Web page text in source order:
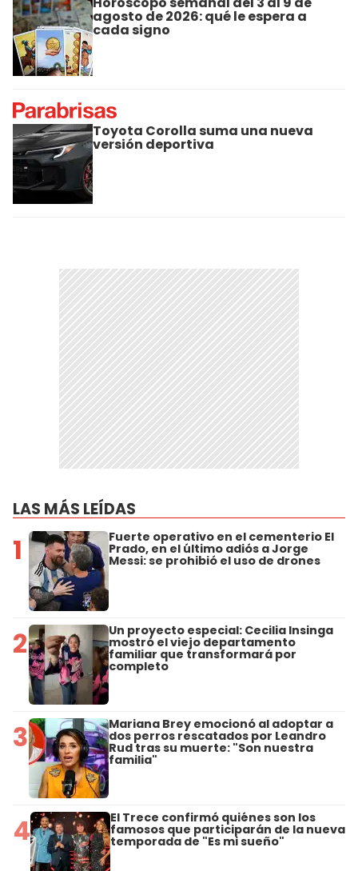
agosto de 2026: qué le espera a
cada signo
Toyota Corolla suma una nueva
versión deportiva
LAS MÁS LEÍDAS
1 Fuerte operativo en el cementerio El
Prado, en el último adiós a Jorge
Messi: se prohibió el uso de drones
2 Un proyecto especial: Cecilia Insinga
mostró el viejo departamento
familiar que transformará por
completo
3 Mariana Brey emocionó al adoptar a
dos perros rescatados por Leandro
Rud tras su muerte: "Son nuestra
familia"
4 El Trece confirmó quiénes son los
famosos que participarán de la nueva
temporada de "Es mi sueño"